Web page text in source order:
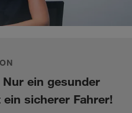
Nur ein gesunder
ein sicherer Fahrer!